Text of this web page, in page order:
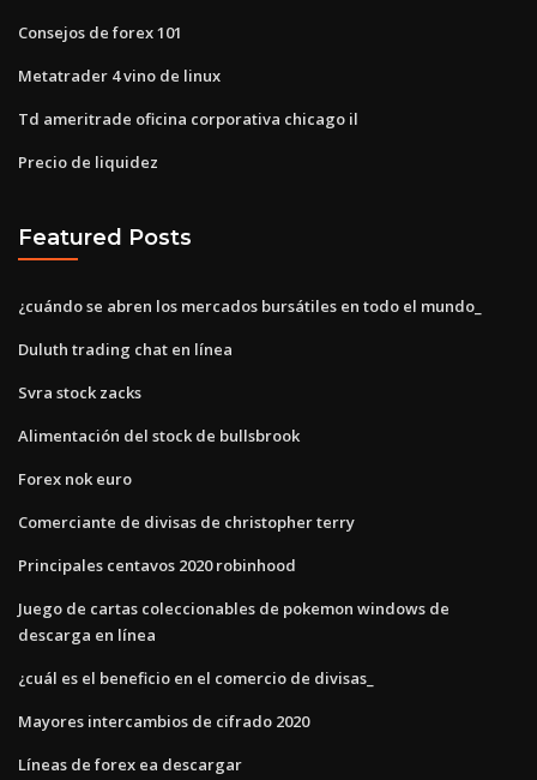
Consejos de forex 101
Metatrader 4 vino de linux
Td ameritrade oficina corporativa chicago il
Precio de liquidez
Featured Posts
¿cuándo se abren los mercados bursátiles en todo el mundo_
Duluth trading chat en línea
Svra stock zacks
Alimentación del stock de bullsbrook
Forex nok euro
Comerciante de divisas de christopher terry
Principales centavos 2020 robinhood
Juego de cartas coleccionables de pokemon windows de
descarga en línea
¿cuál es el beneficio en el comercio de divisas_
Mayores intercambios de cifrado 2020
Líneas de forex ea descargar